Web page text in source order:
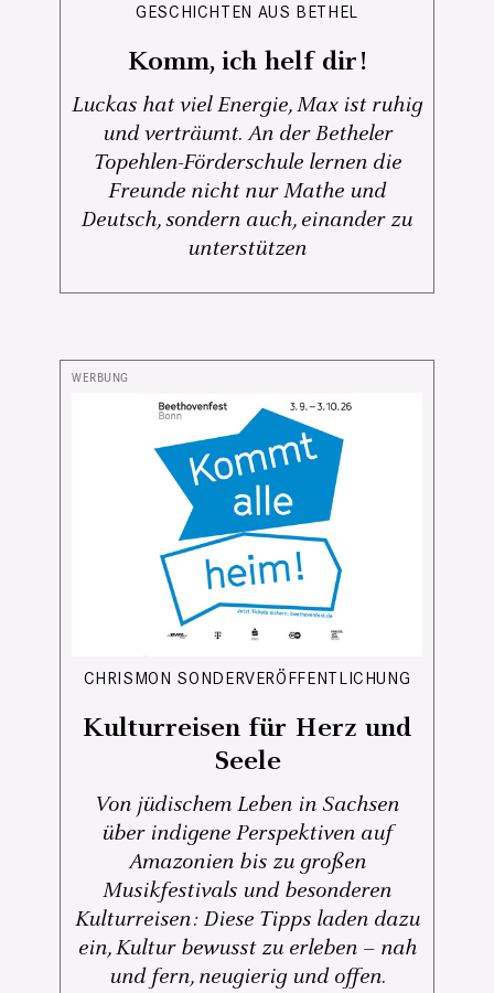
GESCHICHTEN AUS BETHEL
Komm, ich helf dir!
Luckas hat viel Energie, Max ist ruhig
und verträumt. An der Betheler
Topehlen-Förderschule lernen die
Freunde nicht nur Mathe und
Deutsch, sondern auch, einander zu
unterstützen
CHRISMON SONDERVERÖFFENTLICHUNG
Kulturreisen für Herz und
Seele
Von jüdischem Leben in Sachsen
über indigene Perspektiven auf
Amazonien bis zu großen
Musikfestivals und besonderen
Kulturreisen: Diese Tipps laden dazu
ein, Kultur bewusst zu erleben – nah
und fern, neugierig und offen.